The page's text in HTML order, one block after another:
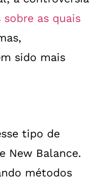
sobre as quais
sido mais
tipo de
New Balance.
métodos